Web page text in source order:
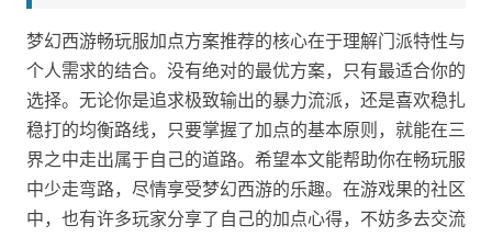
梦幻西游畅玩服加点方案推荐的核心在于理解门派特性与
个人需求的结合。没有绝对的最优方案，只有最适合你的
选择。无论你是追求极致输出的暴力流派，还是喜欢稳扎
稳打的均衡路线，只要掌握了加点的基本原则，就能在三
界之中走出属于自己的道路。希望本文能帮助你在畅玩服
中少走弯路，尽情享受梦幻西游的乐趣。在游戏果的社区
中，也有许多玩家分享了自己的加点心得，不妨多去交流